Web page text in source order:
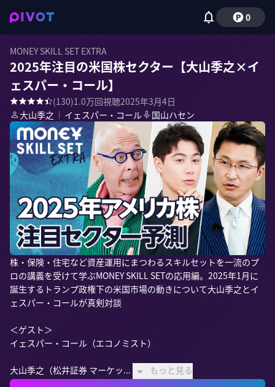
0
MONEY SKILL SET EXTRA
2025年注目の米国株セクター【大山季之×イ
ェスパー・コール】
(130)1.0万回視聴2025年3月4日
大山季之 ｜ イェスパー・コール 国山ハセン
株・保険・住宅など資産運用にまつわるスキルセットを一流のプ
ロの講義を受けて学ぶMONEY SKILL SETの応用編。2025年1月に
誕生するトランプ政権下の米国市場の動きについて大山季之とイ
ェスパー・コールが真剣対談
＜ゲスト＞
イェスパー・コール（エコノミスト）
大山季之（松井証券 マーケッ... もっと見る